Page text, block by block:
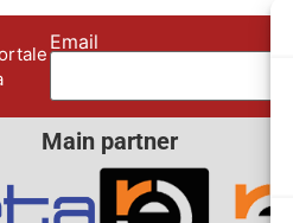
Email
Main partner